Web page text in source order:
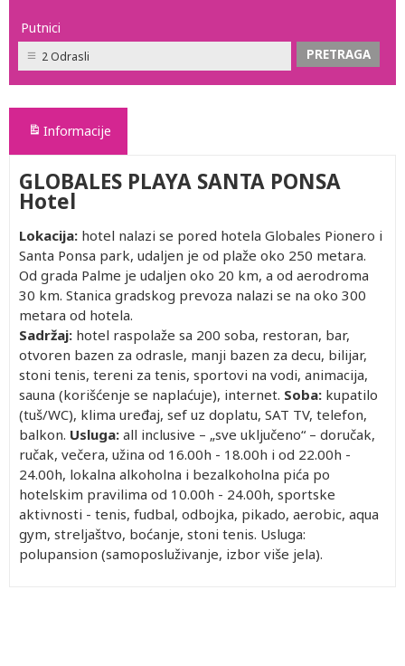
Putnici
2 Odrasli
Informacije
GLOBALES PLAYA SANTA PONSA
Hotel
Lokacija: hotel nalazi se pored hotela Globales Pionero i
Santa Ponsa park, udaljen je od plaže oko 250 metara.
Od grada Palme je udaljen oko 20 km, a od aerodroma
30 km. Stanica gradskog prevoza nalazi se na oko 300
metara od hotela.
Sadržaj: hotel raspolaže sa 200 soba, restoran, bar,
otvoren bazen za odrasle, manji bazen za decu, bilijar,
stoni tenis, tereni za tenis, sportovi na vodi, animacija,
sauna (korišćenje se naplaćuje), internet. Soba: kupatilo
(tuš/WC), klima uređaj, sef uz doplatu, SAT TV, telefon,
balkon. Usluga: all inclusive – „sve uključeno“ – doručak,
ručak, večera, užina od 16.00h - 18.00h i od 22.00h -
24.00h, lokalna alkoholna i bezalkoholna pića po
hotelskim pravilima od 10.00h - 24.00h, sportske
aktivnosti - tenis, fudbal, odbojka, pikado, aerobic, aqua
gym, streljaštvo, boćanje, stoni tenis. Usluga:
polupansion (samoposluživanje, izbor više jela).